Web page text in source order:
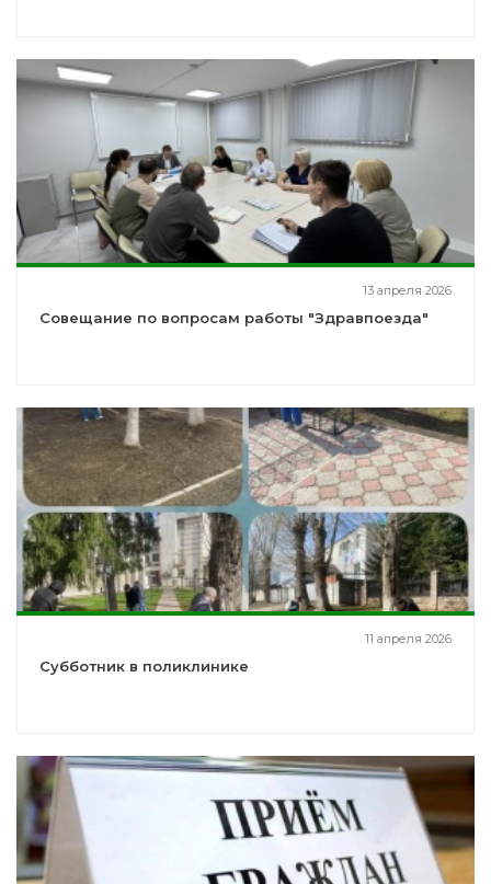
13 апреля 2026
Совещание по вопросам работы "Здравпоезда"
11 апреля 2026
Субботник в поликлинике